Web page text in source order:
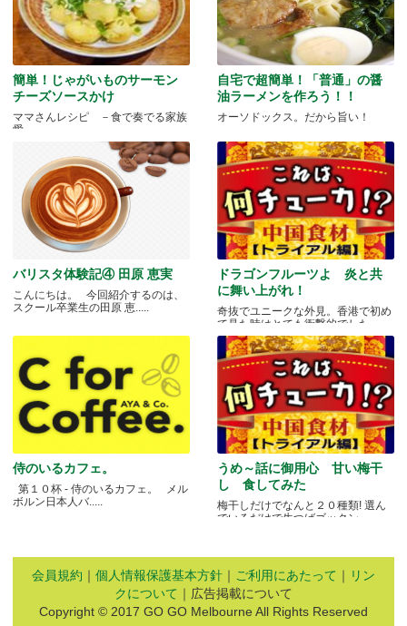
簡単！じゃがいものサーモン
チーズソースかけ
ママさんレシピ －食で奏でる家族
愛－
自宅で超簡単！「普通」の醤
油ラーメンを作ろう！！
オーソドックス。だから旨い！
バリスタ体験記④ 田原 恵実
こんにちは。 今回紹介するのは、
スクール卒業生の田原 恵.....
ドラゴンフルーツよ 炎と共
に舞い上がれ！
奇抜でユニークな外見。香港で初め
て見た時はとても衝撃的でした.....
侍のいるカフェ。
第１０杯 - 侍のいるカフェ。 メル
ボルン日本人バ.....
うめ～話に御用心 甘い梅干
し 食してみた
梅干しだけでなんと２０種類! 選ん
でいるだけで生つばゴックン。 .....
会員規約 ｜ 個人情報保護基本方針 ｜ ご利用にあたって ｜ リン
クについて ｜広告掲載について
Copyright © 2017 GO GO Melbourne All Rights Reserved